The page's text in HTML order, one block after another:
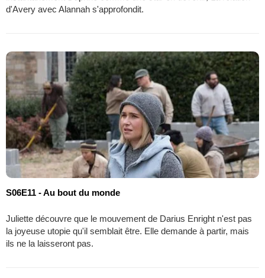
d'Avery avec Alannah s'approfondit.
S06E11 - Au bout du monde
Juliette découvre que le mouvement de Darius Enright n'est pas
la joyeuse utopie qu'il semblait être. Elle demande à partir, mais
ils ne la laisseront pas.